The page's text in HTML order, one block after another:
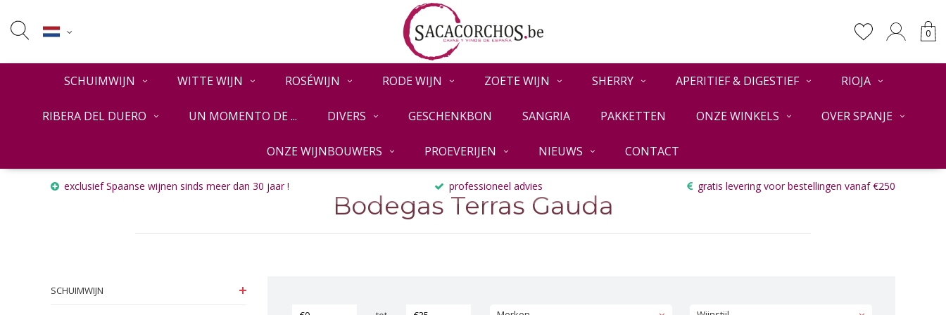
0
SCHUIMWIJN WITTE WIJN ROSÉWIJN RODE WIJN ZOETE WIJN SHERRY APERITIEF & DIGESTIEF RIOJA
RIBERA DEL DUERO UN MOMENTO DE ... DIVERS GESCHENKBON SANGRIA PAKKETTEN ONZE WINKELS OVER SPANJE
ONZE WIJNBOUWERS PROEVERIJEN NIEUWS CONTACT
exclusief Spaanse wijnen sinds meer dan 30 jaar ! professioneel advies gratis levering voor bestellingen vanaf €250
Bodegas Terras Gauda
Bodegas Terras Gauda
SCHUIMWIJN